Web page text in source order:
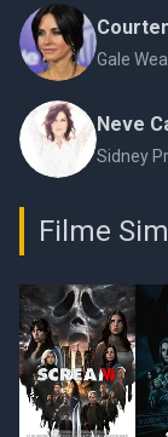
Gale
Neve
Sidney
Filme